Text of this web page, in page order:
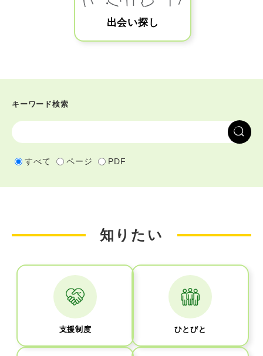
出会い探し
キーワード検索
G
o
o
l
ス
ム
すべて ページ PDF
知りたい
支援制度 ひとびと